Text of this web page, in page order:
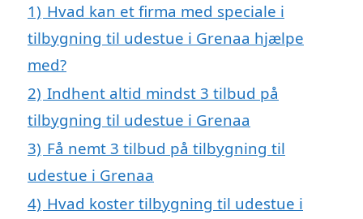
1) Hvad kan et firma med speciale i
tilbygning til udestue i Grenaa hjælpe
med?
2) Indhent altid mindst 3 tilbud på
tilbygning til udestue i Grenaa
3) Få nemt 3 tilbud på tilbygning til
udestue i Grenaa
4) Hvad koster tilbygning til udestue i